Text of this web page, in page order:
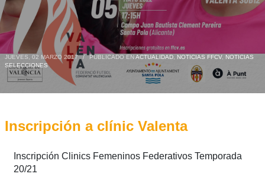
JUEVES, 02 MARZO 2017 / PUBLICADO ENACTUALIDAD, NOTICIAS FFCV, NOTICIAS
SELECCIONES
Inscripción a clínic Valenta
Inscripción Clinics Femeninos Federativos Temporada
20/21